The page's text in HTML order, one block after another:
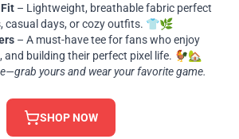
– Lightweight, breathable fabric perfect
casual days, or cozy outfits. 👕🌿
– A must-have tee for fans who enjoy
and building their perfect pixel life. 🐓🏡
yours and wear your favorite game.
SHOP NOW